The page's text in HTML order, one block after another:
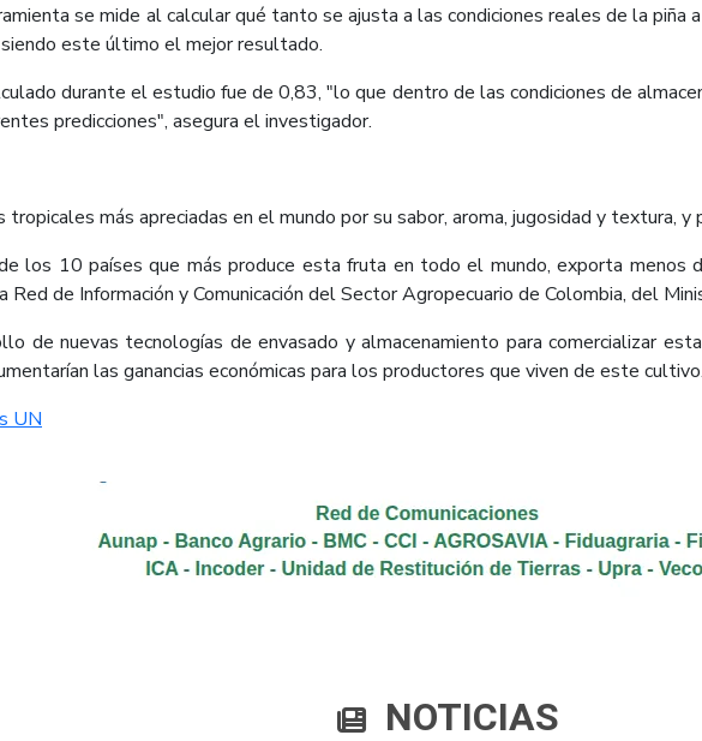
se mide al calcular qué tanto se ajusta a las condiciones reales de la
este último el mejor resultado.
durante el estudio fue de 0,83, "lo que dentro de las condiciones de
predicciones", asegura el investigador.
tropicales más apreciadas en el mundo por su sabor, aroma, jugosidad y textura,
los 10 países que más produce esta fruta en todo el mundo, exporta
Red de Información y Comunicación del Sector Agropecuario de Colombia, del
de nuevas tecnologías de envasado y almacenamiento para comercializar
las ganancias económicas para los productores que viven de este cultivo.
UN
NOTICIAS